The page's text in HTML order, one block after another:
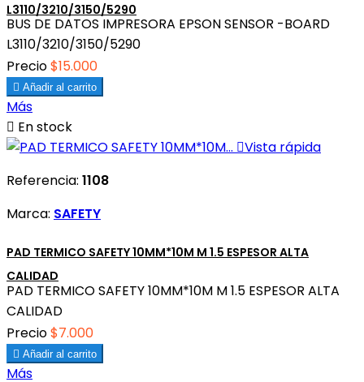
L3110/3210/3150/5290
BUS DE DATOS IMPRESORA EPSON SENSOR -BOARD
L3110/3210/3150/5290
Precio$15.000
 Añadir al carrito
Más
 En stock
Vista rápida
Referencia: 1108
Marca: SAFETY
PAD TERMICO SAFETY 10MM*10M M 1.5 ESPESOR ALTA
CALIDAD
PAD TERMICO SAFETY 10MM*10M M 1.5 ESPESOR ALTA
CALIDAD
Precio$7.000
 Añadir al carrito
Más